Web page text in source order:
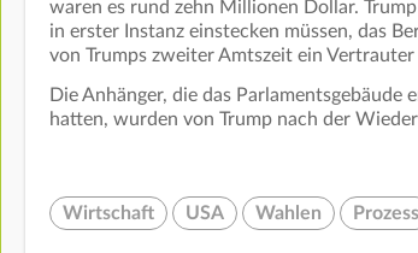
waren es rund zehn Millionen Dollar.
in erster Instanz einstecken müssen, das
von Trumps zweiter Amtszeit ein Vertrauter
Die Anhänger, die das
hatten, wurden von Trump nach der
Wirtschaft USA Wahlen Prozess